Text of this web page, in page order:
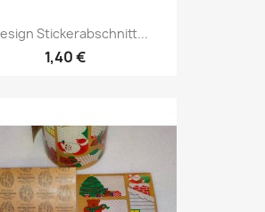
Stickerabschnitt...
1,40 €